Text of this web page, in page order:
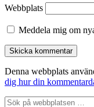
Webbplats
Meddela mig om
Denna webbplats
dig hur din